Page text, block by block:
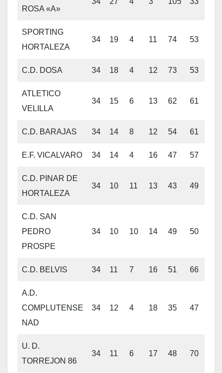
ROSA «A»
SPORTING
HORTALEZA
34 19 4 11 74 53
C.D. DOSA 34 18 4 12 73 53
ATLETICO
VELILLA
34 15 6 13 62 61
C.D. BARAJAS 34 14 8 12 54 61
E.F. VICALVARO 34 14 4 16 47 57
C.D. PINAR DE
HORTALEZA
34 10 11 13 43 49
C.D. SAN
PEDRO
PROSPE
34 10 10 14 49 50
C.D. BELVIS 34 11 7 16 51 66
A.D.
COMPLUTENSE
NAD
34 12 4 18 35 47
U. D.
TORREJON 86
34 11 6 17 48 70